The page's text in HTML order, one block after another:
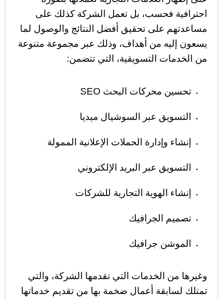
احترافية فحسب، بل تعمل الشركة كذلك على
مساعدتهم على تحقيق أفضل النتائج والوصول لما
يسعون إليه من أهداف، وذلك عبر مجموعة متنوعة
من الخدمات التسويقية، التي تتضمن:
تحسين محركات البحث SEO
التسويق عبر السوشيال ميديا
إنشاء وإدارة الحملات الإعلانية الممولة
التسويق عبر البريد الإلكتروني
إنشاء الهوية التجارية للشركات
تصميم الجرافيك
الموشن جرافيك
وغيرها من الخدمات التي تقدمها الشركة، والتي
تمتلك لسابقة أعمال ضخمة بها من تقديم خدماتها